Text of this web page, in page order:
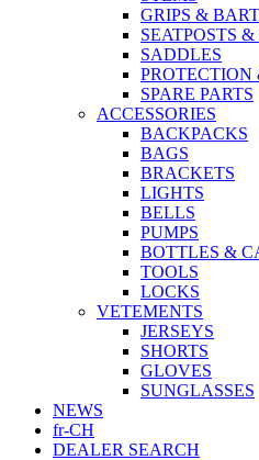
GRIPS &
SEATPOSTS
SADDLES
PROTECTION
SPARE PARTS
ACCESSORIES
BACKPACKS
BAGS
BRACKETS
LIGHTS
BELLS
PUMPS
BOTTLES &
TOOLS
LOCKS
VETEMENTS
JERSEYS
SHORTS
GLOVES
SUNGLASSES
NEWS
fr-CH
DEALER SEARCH